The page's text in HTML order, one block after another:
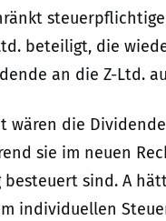
beteiligt, die
an die Z-Ltd.
wären die
sie im neuen
besteuert sind. A
individuellen